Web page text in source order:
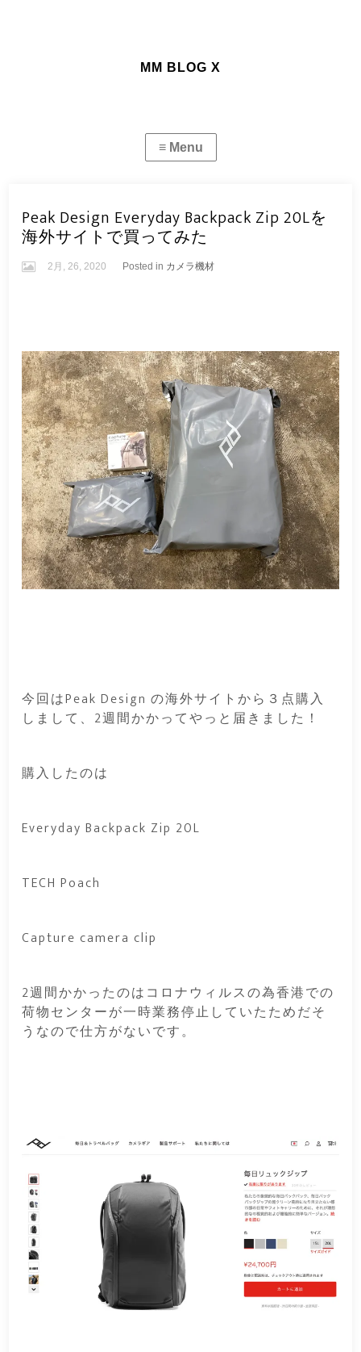
MM BLOG X
Peak Design Everyday Backpack Zip 20Lを
海外サイトで買ってみた
2月, 26, 2020 Posted in カメラ機材
今回はPeak Design の海外サイトから３点購入
しまして、2週間かかってやっと届きました！
購入したのは
Everyday Backpack Zip 20L
TECH Poach
Capture camera clip
2週間かかったのはコロナウィルスの為香港での
荷物センターが一時業務停止していたためだそ
うなので仕方がないです。